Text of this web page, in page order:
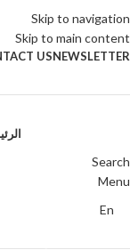
Skip to navigation
Skip to main content
NEWSLETTER
US
Search
Menu
En